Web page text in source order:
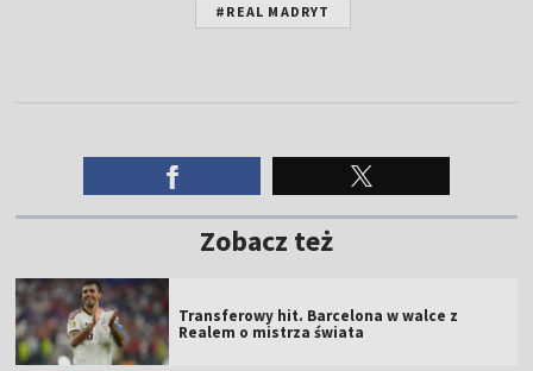
#REAL MADRYT
Zobacz też
Transferowy hit. Barcelona w walce z
Realem o mistrza świata